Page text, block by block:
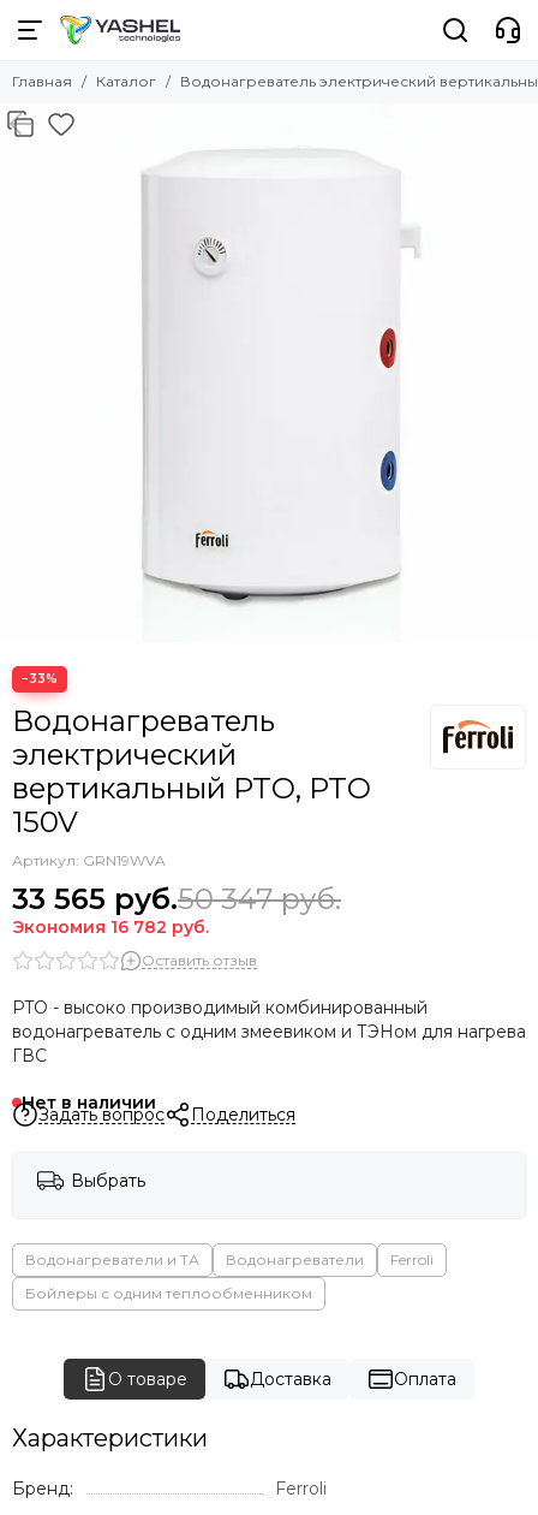
Главная Каталог Водонагреватель электрический
−33%
Водонагреватель
электрический
вертикальный PTO, PTO
150V
Артикул: GRN19WVA
33 565 руб.50 347руб.
Экономия 16 782 руб.
Оставить отзыв
PTO - высоко производимый комбинированный
водонагреватель с одним змеевиком и ТЭНом для нагрева
ГВС
Нет в наличии
Задать вопрос Поделиться
Выбрать
Водонагреватели и ТА Водонагреватели
Ferroli
Бойлеры с одним теплообменником
О товаре Доставка Оплата
Характеристики
Бренд:
Ferroli